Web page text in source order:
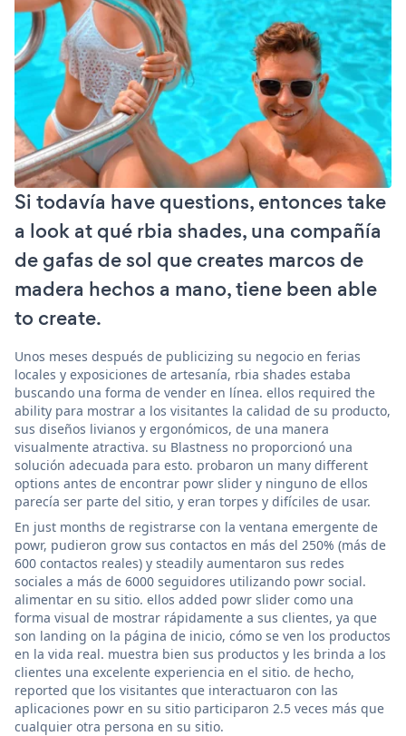
Si todavía have questions, entonces take
a look at qué rbia shades, una compañía
de gafas de sol que creates marcos de
madera hechos a mano, tiene been able
to create.
Unos meses después de publicizing su negocio en ferias
locales y exposiciones de artesanía, rbia shades estaba
buscando una forma de vender en línea. ellos required the
ability para mostrar a los visitantes la calidad de su producto,
sus diseños livianos y ergonómicos, de una manera
visualmente atractiva. su Blastness no proporcionó una
solución adecuada para esto. probaron un many different
options antes de encontrar powr slider y ninguno de ellos
parecía ser parte del sitio, y eran torpes y difíciles de usar.
En just months de registrarse con la ventana emergente de
powr, pudieron grow sus contactos en más del 250% (más de
600 contactos reales) y steadily aumentaron sus redes
sociales a más de 6000 seguidores utilizando powr social.
alimentar en su sitio. ellos added powr slider como una
forma visual de mostrar rápidamente a sus clientes, ya que
son landing on la página de inicio, cómo se ven los productos
en la vida real. muestra bien sus productos y les brinda a los
clientes una excelente experiencia en el sitio. de hecho,
reported que los visitantes que interactuaron con las
aplicaciones powr en su sitio participaron 2.5 veces más que
cualquier otra persona en su sitio.